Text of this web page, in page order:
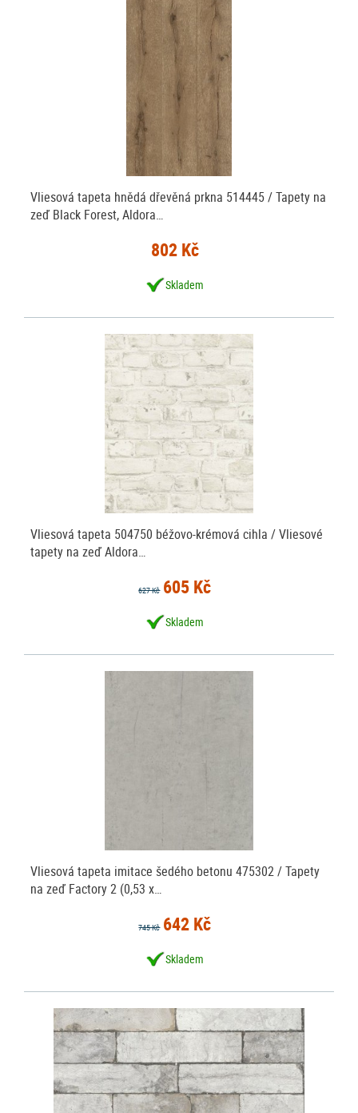
Vliesová tapeta hnědá dřevěná prkna 514445 / Tapety na
zeď Black Forest, Aldora…
802 Kč
Skladem
Vliesová tapeta 504750 béžovo-krémová cihla / Vliesové
tapety na zeď Aldora…
627 Kč 605 Kč
Skladem
Vliesová tapeta imitace šedého betonu 475302 / Tapety
na zeď Factory 2 (0,53 x…
745 Kč 642 Kč
Skladem